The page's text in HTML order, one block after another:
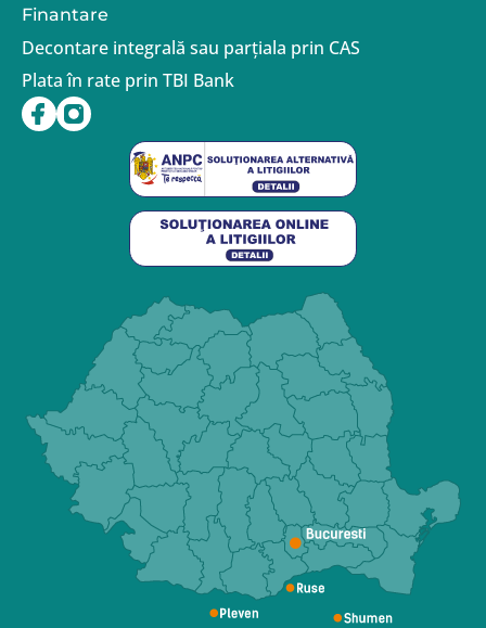
Finantare
Decontare integrală sau parțiala prin CAS
Plata în rate prin TBI Bank